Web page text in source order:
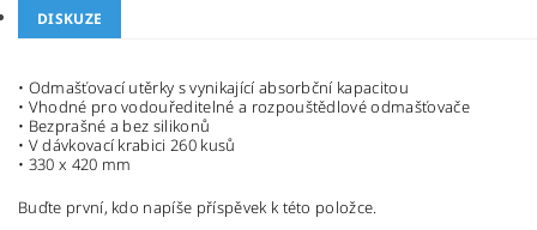
DISKUZE
• Odmašťovací utěrky s vynikající absorbční kapacitou
• Vhodné pro vodouředitelné a rozpouštědlové odmašťovače
• Bezprašné a bez silikonů
• V dávkovací krabici 260 kusů
• 330 x 420 mm
Buďte první, kdo napíše příspěvek k této položce.